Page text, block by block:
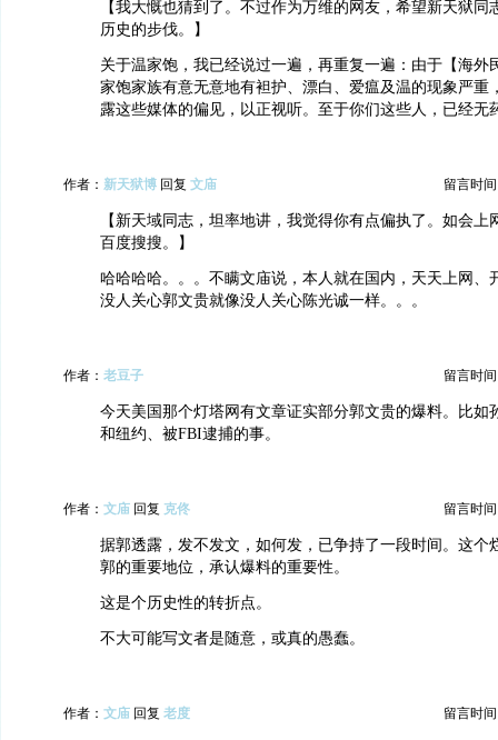
【我大慨也猜到了。不过作为万维的网友，希望新天狱同
历史的步伐。】
关于温家饱，我已经说过一遍，再重复一遍：由于【海外
家饱家族有意无意地有袒护、漂白、爱瘟及温的现象严重
露这些媒体的偏见，以正视听。至于你们这些人，已经无
作者： 新天狱博 回复 文庙 留言时间
【新天域同志，坦率地讲，我觉得你有点偏执了。如会上
百度搜搜。】
哈哈哈哈。。。不瞒文庙说，本人就在国内，天天上网、
没人关心郭文贵就像没人关心陈光诚一样。。。
作者： 老豆子 留言时间
今天美国那个灯塔网有文章证实部分郭文贵的爆料。比如
和纽约、被FBI逮捕的事。
作者： 文庙 回复 克佟 留言时间
据郭透露，发不发文，如何发，已争持了一段时间。这个
郭的重要地位，承认爆料的重要性。
这是个历史性的转折点。
不大可能写文者是随意，或真的愚蠢。
作者： 文庙 回复 老度 留言时间